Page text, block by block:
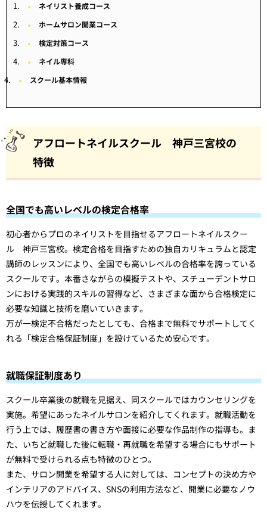
ネイリスト養成コース
ホームサロン開業コース
検定対策コース
ネイル専科
スクール基本情報
アフロートネイルスクール 神戸三宮校の
特徴
全国でも高いレベルの検定合格率
初心者からプロのネイリストを目指せるアフロートネイルスクー
ル 神戸三宮校。検定合格を目指すための独自カリキュラムと認定
講師のレッスンにより、全国でも高いレベルの合格率を誇っている
スクールです。本番さながらの模擬テストや、スチューデントサロ
ンにおける実践的スキルの習得など、さまざまな面から合格検定に
必要な知識と技術を磨いていきます。
万が一検定不合格だったとしても、合格まで無料でサポートしてく
れる「検定合格保証制度」を設けているため安心です。
就職保証制度あり
スクール卒業後の就職を見据え、同スクールではカウンセリングを
実施。希望にあったネイルサロンを紹介してくれます。就職活動を
行う上では、履歴書の書き方や面接に必要な作品制作の指導も。ま
た、いちど就職した後に転職・再就職を希望する場合にもサポート
が無料で受けられる点も特徴のひとつ。
また、サロン開業を希望する人に対しては、コンセプトの決め方や
インテリアのアドバイス、SNSの利用方法など、開業に必要なノウ
ハウを伝授してくれます。